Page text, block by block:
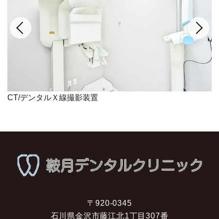
医療用洗浄機/オートクレーブ
〒920-0345
石川県金沢市藤江北1丁目307番